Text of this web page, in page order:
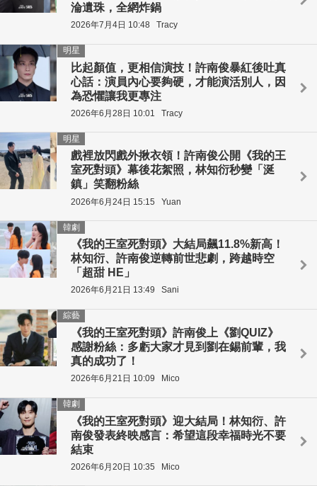
淪遺珠，全網炸鍋
2026年7月4日 10:48 Tracy
比起顏值，更相信演技！許南俊暴紅後吐真
心話：演員內心要夠硬，才能演活別人，因
為恐懼讓我更專注
明星
2026年6月28日 10:01 Tracy
戲裡放閃戲外揪衣領！許南俊公開《我的王
室死對頭》幕後花絮照，林知衍秒變「涎
鎮」笑翻粉絲
明星
2026年6月24日 15:15 Yuan
《我的王室死對頭》大結局飆11.8%新高！
林知衍、許南俊逆轉前世悲劇，跨越時空
「超甜 HE」
韓劇
2026年6月21日 13:49 Sani
《我的王室死對頭》許南俊上《劉QUIZ》
感謝粉絲：多虧大家才見到劉在錫前輩，我
真的成功了！
綜藝
2026年6月21日 10:09 Mico
《我的王室死對頭》迎大結局！林知衍、許
南俊發表終映感言：希望這段幸福時光不要
結束
韓劇
2026年6月20日 10:35 Mico